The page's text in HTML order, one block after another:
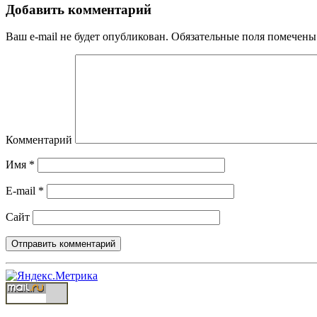
Добавить комментарий
Ваш e-mail не будет опубликован. Обязательные поля
Комментарий
Имя *
E-mail *
Сайт